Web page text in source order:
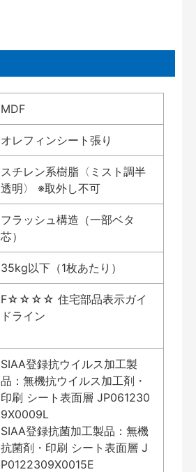
MDF
オレフィンシート張り
スチレン系樹脂〈ミスト調半
透明〉 ※取外し不可
フラッシュ構造（一部ベタ
芯）
35kg以下（1枚あたり）
F☆☆☆☆ 住宅部品表示ガイ
ドライン
SIAA登録抗ウイルス加工製
品：無機抗ウイルス加工剤・
印刷 シート表面層 JP061230
9X0009L
SIAA登録抗菌加工製品：無機
抗菌剤・印刷 シート表面層 J
P0122309X0015E